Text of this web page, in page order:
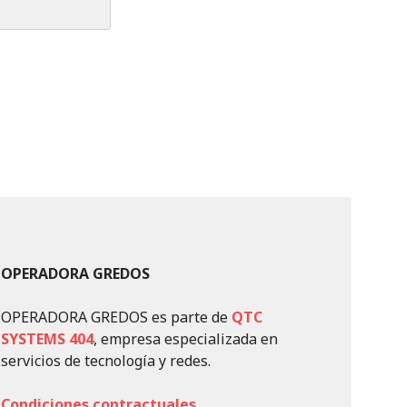
OPERADORA GREDOS
OPERADORA GREDOS es parte de QTC
SYSTEMS 404, empresa especializada en
servicios de tecnología y redes.